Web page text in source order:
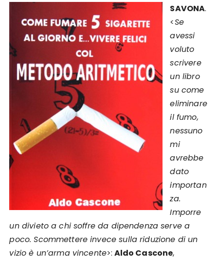
SAVONA.
<Se
avessi
voluto
scrivere
un libro
su come
eliminare
il fumo,
nessuno
mi
avrebbe
dato
importan
za.
Imporre
un divieto a chi soffre da dipendenza serve a
poco. Scommettere invece sulla riduzione di un
vizio è un’arma vincente>: Aldo Cascone,